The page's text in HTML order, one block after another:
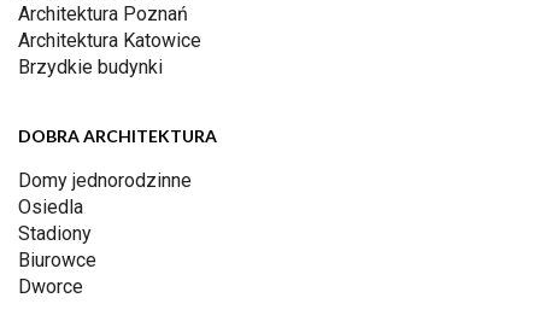
Architektura Poznań
Architektura Katowice
Brzydkie budynki
DOBRA ARCHITEKTURA
Domy jednorodzinne
Osiedla
Stadiony
Biurowce
Dworce